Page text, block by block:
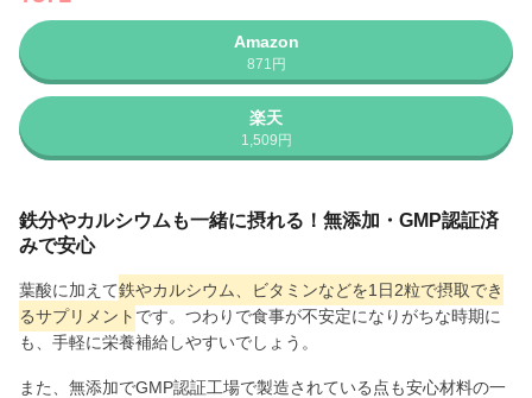
Amazon
871円
楽天
1,509円
鉄分やカルシウムも一緒に摂れる！無添加・GMP認証済
みで安心
葉酸に加えて鉄やカルシウム、ビタミンなどを1日2粒で摂取でき
るサプリメント です。つわりで食事が不安定になりがちな時期に
も、手軽に栄養補給しやすいでしょう。
また、無添加でGMP認証工場で製造されている点も安心材料の一